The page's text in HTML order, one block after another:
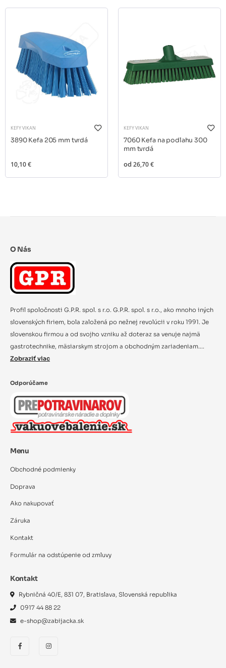
KEFY VIKAN
3890 Kefa 205 mm tvrdá
10,10 €
KEFY VIKAN
7060 Kefa na podlahu 300
mm tvrdá
od 26,70 €
O Nás
Profil spoločnosti G.P.R. spol. s r.o. G.P.R. spol. s r.o., ako mnoho iných
slovenských firiem, bola založená po nežnej revolúcii v roku 1991. Je
slovenskou firmou a od svojho vzniku až doteraz sa venuje najmä
gastrotechnike, mäsiarskym strojom a obchodným zariadeniam....
Zobraziť viac
Odporúčame
Menu
Obchodné podmienky
Doprava
Ako nakupovať
Záruka
Kontakt
Formulár na odstúpenie od zmluvy
Kontakt
Rybničná 40/E, 831 07, Bratislava, Slovenská republika
0917 44 88 22
e-shop@zabijacka.sk